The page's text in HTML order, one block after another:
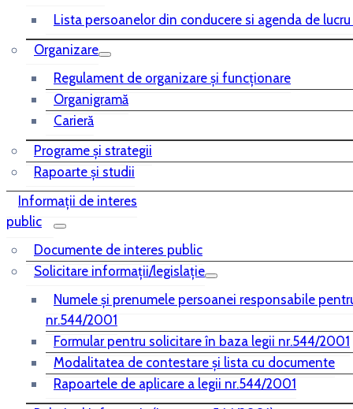
Lista persoanelor din conducere si agenda de
Organizare
Regulament de organizare și funcționare
Organigramă
Carieră
Programe și strategii
Rapoarte și studii
Informații de interes
public
Documente de interes public
Solicitare informații/legislație
Numele și prenumele persoanei responsabile
nr.544/2001
Formular pentru solicitare în baza legii nr.544/2001
Modalitatea de contestare și lista cu documente
Rapoartele de aplicare a legii nr.544/2001